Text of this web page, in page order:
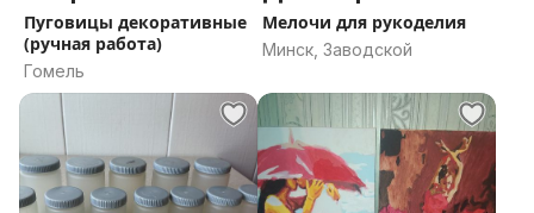
Пуговицы декоративные
(ручная работа)
Гомель
Мелочи для рукоделия
Минск, Заводской